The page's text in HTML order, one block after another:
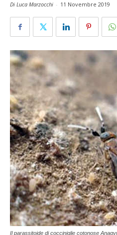
Di Luca Marzocchi - 11 Novembre 2019
Il parassitoide di cocciniglie cotonose